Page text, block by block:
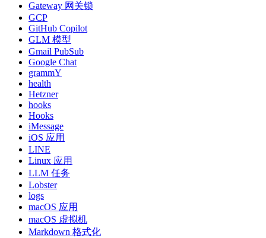
Gateway 网关锁
GCP
GitHub Copilot
GLM 模型
Gmail PubSub
Google Chat
grammY
health
Hetzner
hooks
Hooks
iMessage
iOS 应用
LINE
Linux 应用
LLM 任务
Lobster
logs
macOS 应用
macOS 虚拟机
Markdown 格式化